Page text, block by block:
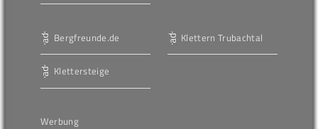
Bergfreunde.de
Klettersteige
Klettern Trubachtal
Werbung